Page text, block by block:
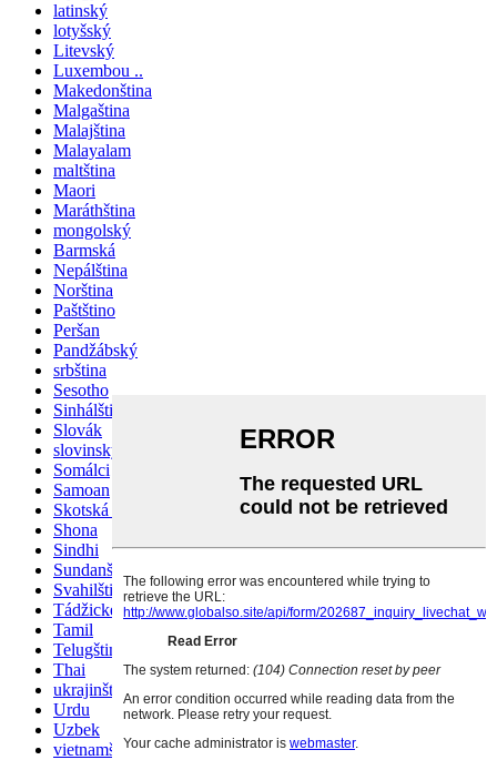
latinský
lotyšský
Litevský
Luxembou ..
Makedonština
Malgaština
Malajština
Malayalam
maltština
Maori
Maráthština
mongolský
Barmská
Nepálština
Norština
Paštštino
Peršan
Pandžábský
srbština
Sesotho
Sinhálština
Slovák
slovinský
Somálci
Samoan
Skotská gaelština
Shona
Sindhi
Sundanština
Svahilština
Tádžické
Tamil
Telugština
Thai
ukrajinština
Urdu
Uzbek
vietnamština